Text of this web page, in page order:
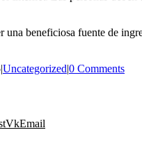
beneficiosa fuente de
|Uncategorized|0 Comments
VkEmail